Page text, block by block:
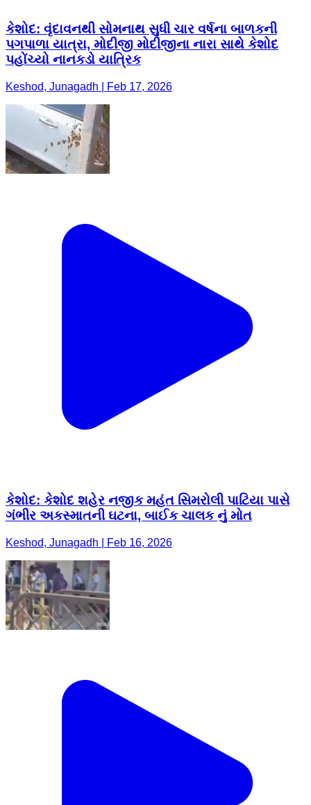
કેશોદ: વૃંદાવનથી સોમનાથ સુધી ચાર વર્ષના બાળકની
પગપાળા યાત્રા, મોદીજી મોદીજીના નારા સાથે કેશોદ
પહોંચ્યો નાનકડો યાત્રિક
Keshod, Junagadh | Feb 17, 2026
કેશોદ: કેશોદ શહેર નજીક મહંત સિમરોલી પાટિયા પાસે
ગંભીર અકસ્માતની ઘટના, બાઈક ચાલક નું મોત
Keshod, Junagadh | Feb 16, 2026